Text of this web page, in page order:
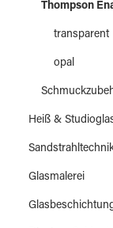
Thompson
transparent
opal
Heiß &
Glasmalerei